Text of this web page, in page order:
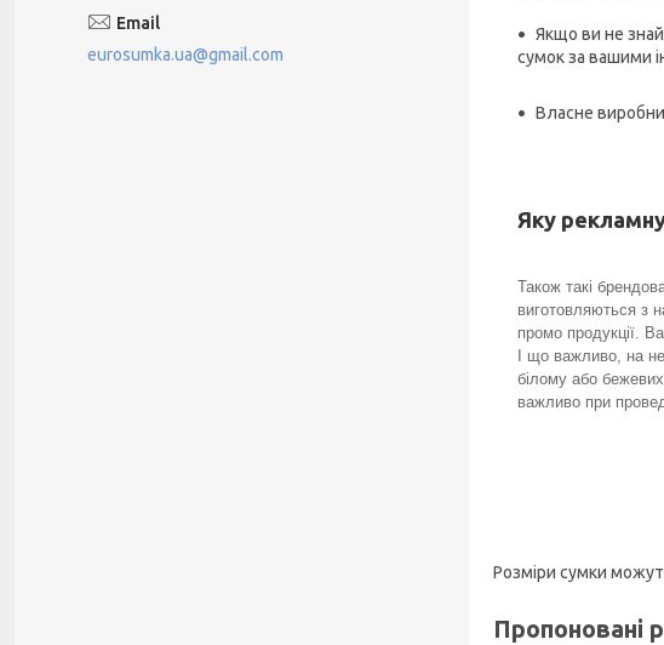
Якщо ви не
сумок за вашими
Власне
Яку
Також такі
виготовляються з
промо продукції.
І що важливо, на
білому або
важливо при
Розміри сумки
Пропоновані
eurosumka.ua@gmail.com